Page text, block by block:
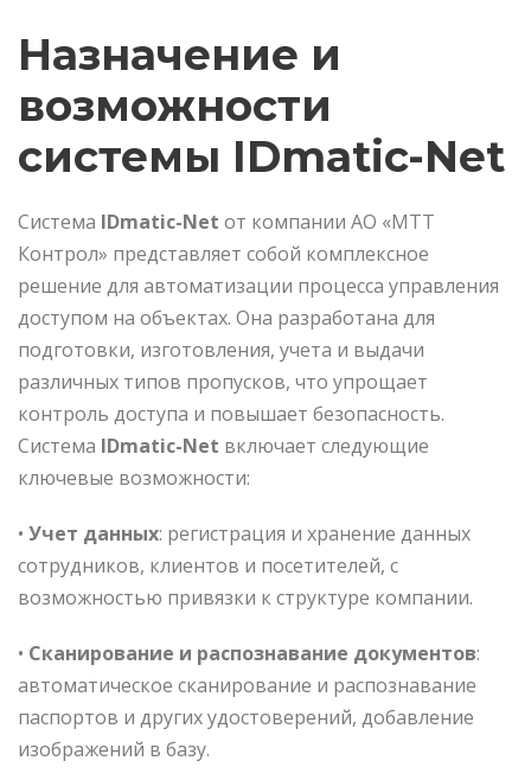
Назначение и
возможности
системы IDmatic-Net
Система IDmatic-Net от компании АО «МТТ
Контрол» представляет собой комплексное
решение для автоматизации процесса управления
доступом на объектах. Она разработана для
подготовки, изготовления, учета и выдачи
различных типов пропусков, что упрощает
контроль доступа и повышает безопасность.
Система IDmatic-Net включает следующие
ключевые возможности:
• Учет данных: регистрация и хранение данных
сотрудников, клиентов и посетителей, с
возможностью привязки к структуре компании.
• Сканирование и распознавание документов:
автоматическое сканирование и распознавание
паспортов и других удостоверений, добавление
изображений в базу.